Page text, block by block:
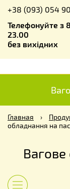
+38 (093) 054
Телефонуйте з
23.00
без вихідних
Главная ›
обладнання на
Вагове